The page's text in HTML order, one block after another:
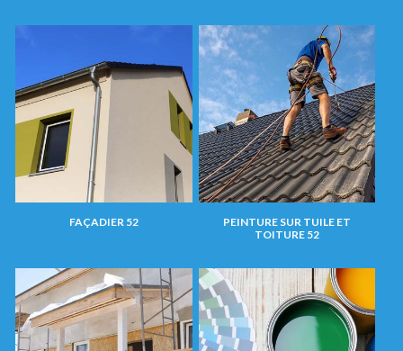
FAÇADIER 52
PEINTURE SUR TUILE ET
TOITURE 52